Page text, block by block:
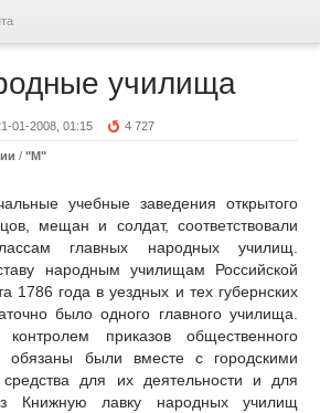
училища
01-2008, 01:15 4 727
/ "М"
учебные заведения открытого
мещан и солдат, соответствовали
главных народных училищ.
народным училищам Российской
1786 года в уездных и тех губернских
было одного главного училища.
приказов общественного
обязаны были вместе с городскими
для их деятельности и для
Книжную лавку народных училищ